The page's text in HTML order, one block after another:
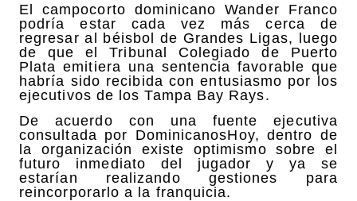
El campocorto dominicano Wander Franco
podría estar cada vez más cerca de
regresar al béisbol de Grandes Ligas, luego
de que el Tribunal Colegiado de Puerto
Plata emitiera una sentencia favorable que
habría sido recibida con entusiasmo por los
ejecutivos de los Tampa Bay Rays.
De acuerdo con una fuente ejecutiva
consultada por DominicanosHoy, dentro de
la organización existe optimismo sobre el
futuro inmediato del jugador y ya se
estarían realizando gestiones para
reincorporarlo a la franquicia.